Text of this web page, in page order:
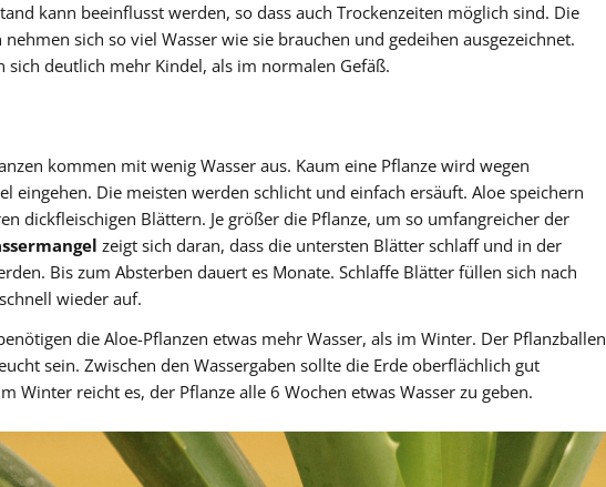
kann beeinflusst werden, so dass auch Trockenzeiten möglich sind. Die
nehmen sich so viel Wasser wie sie brauchen und gedeihen ausgezeichnet.
sich deutlich mehr Kindel, als im normalen Gefäß.
kommen mit wenig Wasser aus. Kaum eine Pflanze wird wegen
eingehen. Die meisten werden schlicht und einfach ersäuft. Aloe speichern
dickfleischigen Blättern. Je größer die Pflanze, um so umfangreicher der
zeigt sich daran, dass die untersten Blätter schlaff und in der
Bis zum Absterben dauert es Monate. Schlaffe Blätter füllen sich nach
wieder auf.
die Aloe-Pflanzen etwas mehr Wasser, als im Winter. Der Pflanzballen
sein. Zwischen den Wassergaben sollte die Erde oberflächlich gut
Winter reicht es, der Pflanze alle 6 Wochen etwas Wasser zu geben.